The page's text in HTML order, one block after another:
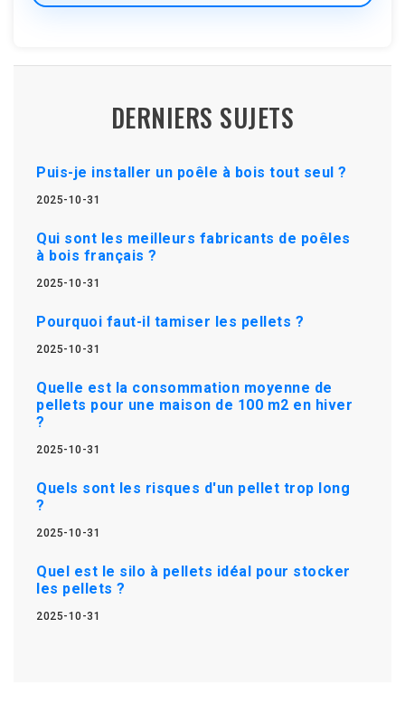
DERNIERS SUJETS
Puis-je installer un poêle à bois tout seul ?
2025-10-31
Qui sont les meilleurs fabricants de poêles
à bois français ?
2025-10-31
Pourquoi faut-il tamiser les pellets ?
2025-10-31
Quelle est la consommation moyenne de
pellets pour une maison de 100 m2 en hiver
?
2025-10-31
Quels sont les risques d'un pellet trop long
?
2025-10-31
Quel est le silo à pellets idéal pour stocker
les pellets ?
2025-10-31